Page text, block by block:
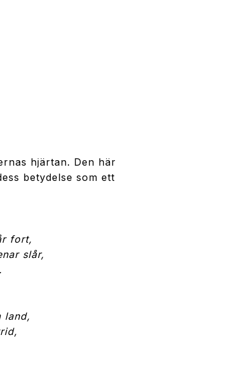
hjärtan. Den här
betydelse som ett
fort,
slår,
land,